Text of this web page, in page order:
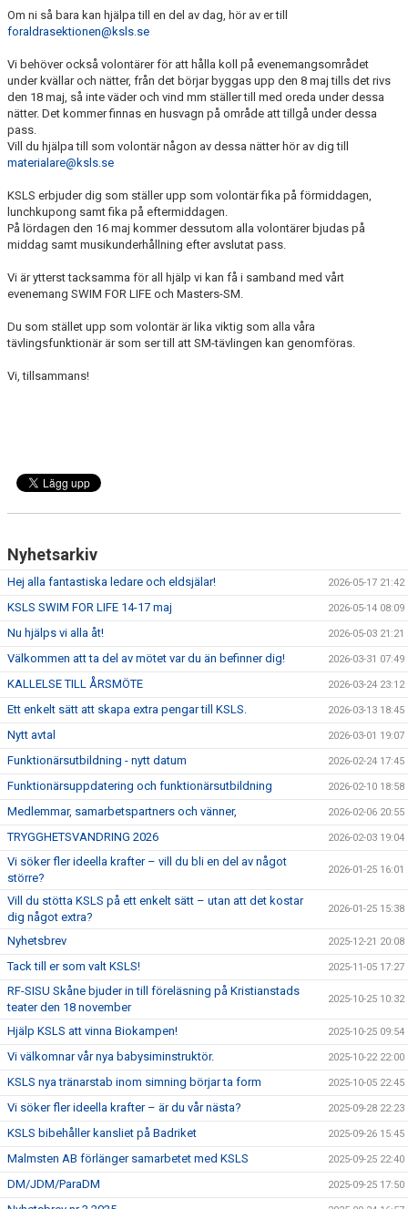
Om ni så bara kan hjälpa till en del av dag, hör av er till
foraldrasektionen@ksls.se
Vi behöver också volontärer för att hålla koll på evenemangsområdet
under kvällar och nätter, från det börjar byggas upp den 8 maj tills det rivs
den 18 maj, så inte väder och vind mm ställer till med oreda under dessa
nätter. Det kommer finnas en husvagn på område att tillgå under dessa
pass.
Vill du hjälpa till som volontär någon av dessa nätter hör av dig till
materialare@ksls.se
KSLS erbjuder dig som ställer upp som volontär fika på förmiddagen,
lunchkupong samt fika på eftermiddagen.
På lördagen den 16 maj kommer dessutom alla volontärer bjudas på
middag samt musikunderhållning efter avslutat pass.
Vi är ytterst tacksamma för all hjälp vi kan få i samband med vårt
evenemang SWIM FOR LIFE och Masters-SM.
Du som stället upp som volontär är lika viktig som alla våra
tävlingsfunktionär är som ser till att SM-tävlingen kan genomföras.
Vi, tillsammans!
Nyhetsarkiv
Hej alla fantastiska ledare och eldsjälar! 2026-05-17 21:42
KSLS SWIM FOR LIFE 14-17 maj 2026-05-14 08:09
Nu hjälps vi alla åt! 2026-05-03 21:21
Välkommen att ta del av mötet var du än befinner dig! 2026-03-31 07:49
KALLELSE TILL ÅRSMÖTE 2026-03-24 23:12
Ett enkelt sätt att skapa extra pengar till KSLS. 2026-03-13 18:45
Nytt avtal 2026-03-01 19:07
Funktionärsutbildning - nytt datum 2026-02-24 17:45
Funktionärsuppdatering och funktionärsutbildning 2026-02-10 18:58
Medlemmar, samarbetspartners och vänner, 2026-02-06 20:55
TRYGGHETSVANDRING 2026 2026-02-03 19:04
Vi söker fler ideella krafter – vill du bli en del av något
större?
2026-01-25 16:01
Vill du stötta KSLS på ett enkelt sätt – utan att det kostar
dig något extra?
2026-01-25 15:38
Nyhetsbrev 2025-12-21 20:08
Tack till er som valt KSLS! 2025-11-05 17:27
RF-SISU Skåne bjuder in till föreläsning på Kristianstads
teater den 18 november
2025-10-25 10:32
Hjälp KSLS att vinna Biokampen! 2025-10-25 09:54
Vi välkomnar vår nya babysiminstruktör. 2025-10-22 22:00
KSLS nya tränarstab inom simning börjar ta form 2025-10-05 22:45
Vi söker fler ideella krafter – är du vår nästa? 2025-09-28 22:23
KSLS bibehåller kansliet på Badriket 2025-09-26 15:45
Malmsten AB förlänger samarbetet med KSLS 2025-09-25 22:40
DM/JDM/ParaDM 2025-09-25 17:50